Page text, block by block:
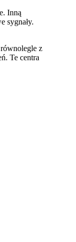
Inną
sygnały.
z
Te centra